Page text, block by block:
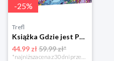
-25%
Trefl
Książka Gdzie jest Pan Wonka?
44.99 zł59.99 zł*
*najniższa cena z 30 dni przed obniżką